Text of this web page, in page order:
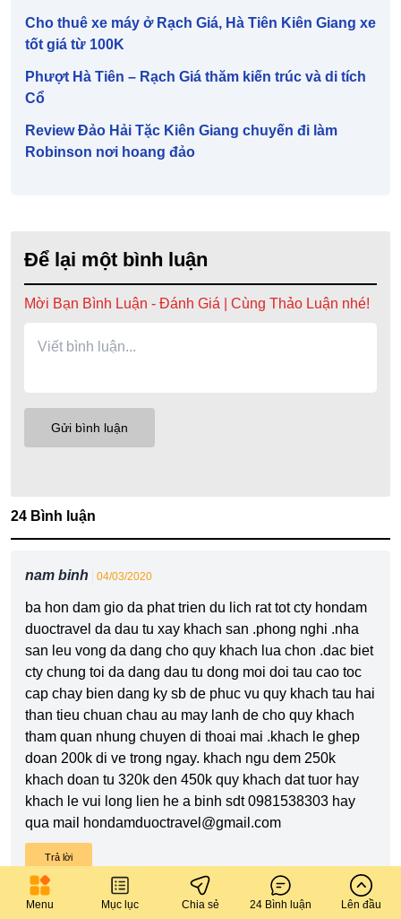
Cho thuê xe máy ở Rạch Giá, Hà Tiên Kiên Giang xe
tốt giá từ 100K
Phượt Hà Tiên – Rạch Giá thăm kiến trúc và di tích
Cổ
Review Đảo Hải Tặc Kiên Giang chuyến đi làm
Robinson nơi hoang đảo
Để lại một bình luận
Mời Bạn Bình Luận - Đánh Giá | Cùng Thảo Luận nhé!
24 Bình luận
nam binh 04/03/2020
ba hon dam gio da phat trien du lich rat tot cty hondam
duoctravel da dau tu xay khach san .phong nghi .nha
san leu vong da dang cho quy khach lua chon .dac biet
cty chung toi da dang dau tu dong moi doi tau cao toc
cap chay bien dang ky sb de phuc vu quy khach tau hai
than tieu chuan chau au may lanh de cho quy khach
tham quan nhung chuyen di thoai mai .khach le ghep
doan 200k di ve trong ngay. khach ngu dem 250k
khach doan tu 320k den 450k quy khach dat tuor hay
khach le vui long lien he a binh sdt 0981538303 hay
qua mail
hondamduoctravel@gmail.com
Trả lời
Menu Mục lục Chia sẻ 24 Bình luận Lên đầu